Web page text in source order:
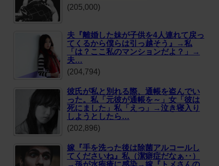
(205,000)
夫『離婚した妹が子供を4人連れて戻っ
てくるから僕らは引っ越そう』→私
「は？ここ私のマンションだよ？」→
夫…
(204,794)
彼氏が私と別れる際、通帳を盗んでい
った。私「元彼が通帳を～」女「彼は
死にました」私「えっ」→泣き寝入り
しようとしたら…
(202,896)
嫁『手を洗った後は除菌アルコールし
てくださいね』私（潔癖症だなぁ‥）
→孫が水疱瘡に感染→嫁『トメさんの